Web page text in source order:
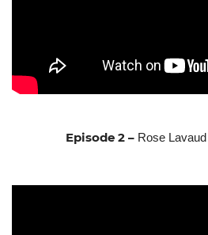
Episode 2 –Rose Lavaud